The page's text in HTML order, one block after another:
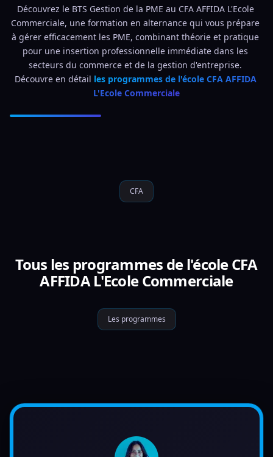
Découvrez le BTS Gestion de la PME au CFA AFFIDA L'Ecole
Commerciale, une formation en alternance qui vous prépare
à gérer efficacement les PME, combinant théorie et pratique
pour une insertion professionnelle immédiate dans les
secteurs du commerce et de la gestion d'entreprise.
Découvre en détail les programmes de l'école CFA AFFIDA
L'Ecole Commerciale
CFA
Tous les programmes de l'école CFA
AFFIDA L'Ecole Commerciale
Les programmes